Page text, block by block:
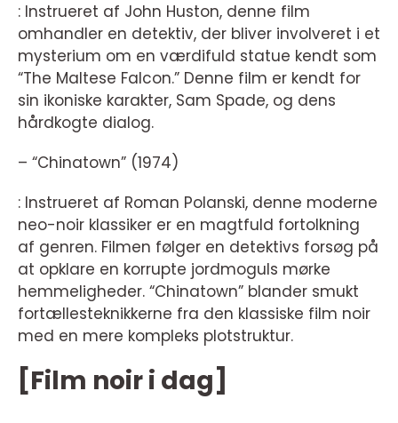
: Instrueret af John Huston, denne film
omhandler en detektiv, der bliver involveret i et
mysterium om en værdifuld statue kendt som
“The Maltese Falcon.” Denne film er kendt for
sin ikoniske karakter, Sam Spade, og dens
hårdkogte dialog.
– “Chinatown” (1974)
: Instrueret af Roman Polanski, denne moderne
neo-noir klassiker er en magtfuld fortolkning
af genren. Filmen følger en detektivs forsøg på
at opklare en korrupte jordmoguls mørke
hemmeligheder. “Chinatown” blander smukt
fortællesteknikkerne fra den klassiske film noir
med en mere kompleks plotstruktur.
[Film noir i dag]